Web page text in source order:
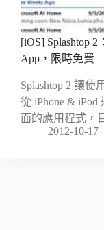
[iOS] Splashtop
App，限時免費
Splashtop 2 讓
從 iPhone & iPod
面的應用程式，
2012-10-17